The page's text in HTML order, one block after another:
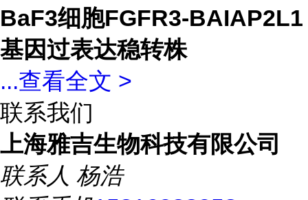
BaF3细胞FGFR3-BAIAP2L1
基因过表达稳转株
...查看全文 >
联系我们
上海雅吉生物科技有限公司
联系人 杨浩